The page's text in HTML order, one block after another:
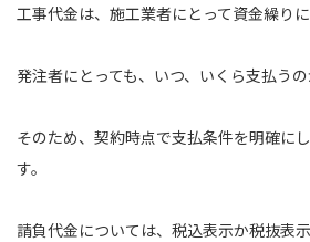
工事代金は、施工業者にとって資金繰りに
発注者にとっても、いつ、いくら支払うの
そのため、契約時点で支払条件を明確に
す。
請負代金については、税込表示か税抜表